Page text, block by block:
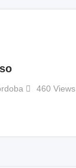
460 Views